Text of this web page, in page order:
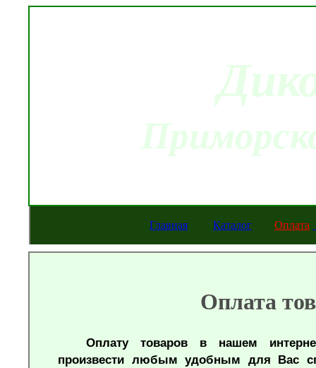
Главная Каталог Оплата
Оплата
Оплату товаров в нашем
произвести любым удобным для Вас